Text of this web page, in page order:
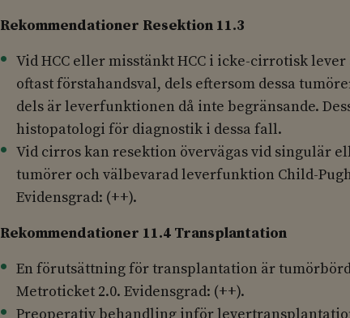
Rekommendationer Resektion 11.3
Vid HCC eller misstänkt HCC i icke-cirrotisk
oftast förstahandsval, dels eftersom dessa
dels är leverfunktionen då inte begränsande.
histopatologi för diagnostik i dessa fall.
Vid cirros kan resektion övervägas vid singulär
tumörer och välbevarad leverfunktion Child-
Evidensgrad: (++).
Rekommendationer 11.4 Transplantation
En förutsättning för transplantation är
Metroticket 2.0. Evidensgrad: (++).
Preoperativ behandling inför